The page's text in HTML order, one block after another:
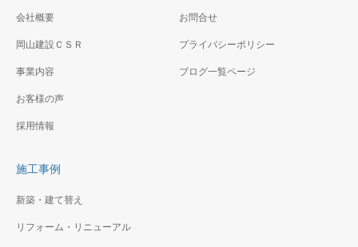
しみ
その他工事（建築工事）
外壁・屋根の完全リニューア
会社概要
岡山建設ＣＳＲ
事業内容
お客様の声
採用情報
お問合せ
プライバシーポリシー
ブログ一覧ページ
施工事例
新築・建て替え
リフォーム・リニューアル